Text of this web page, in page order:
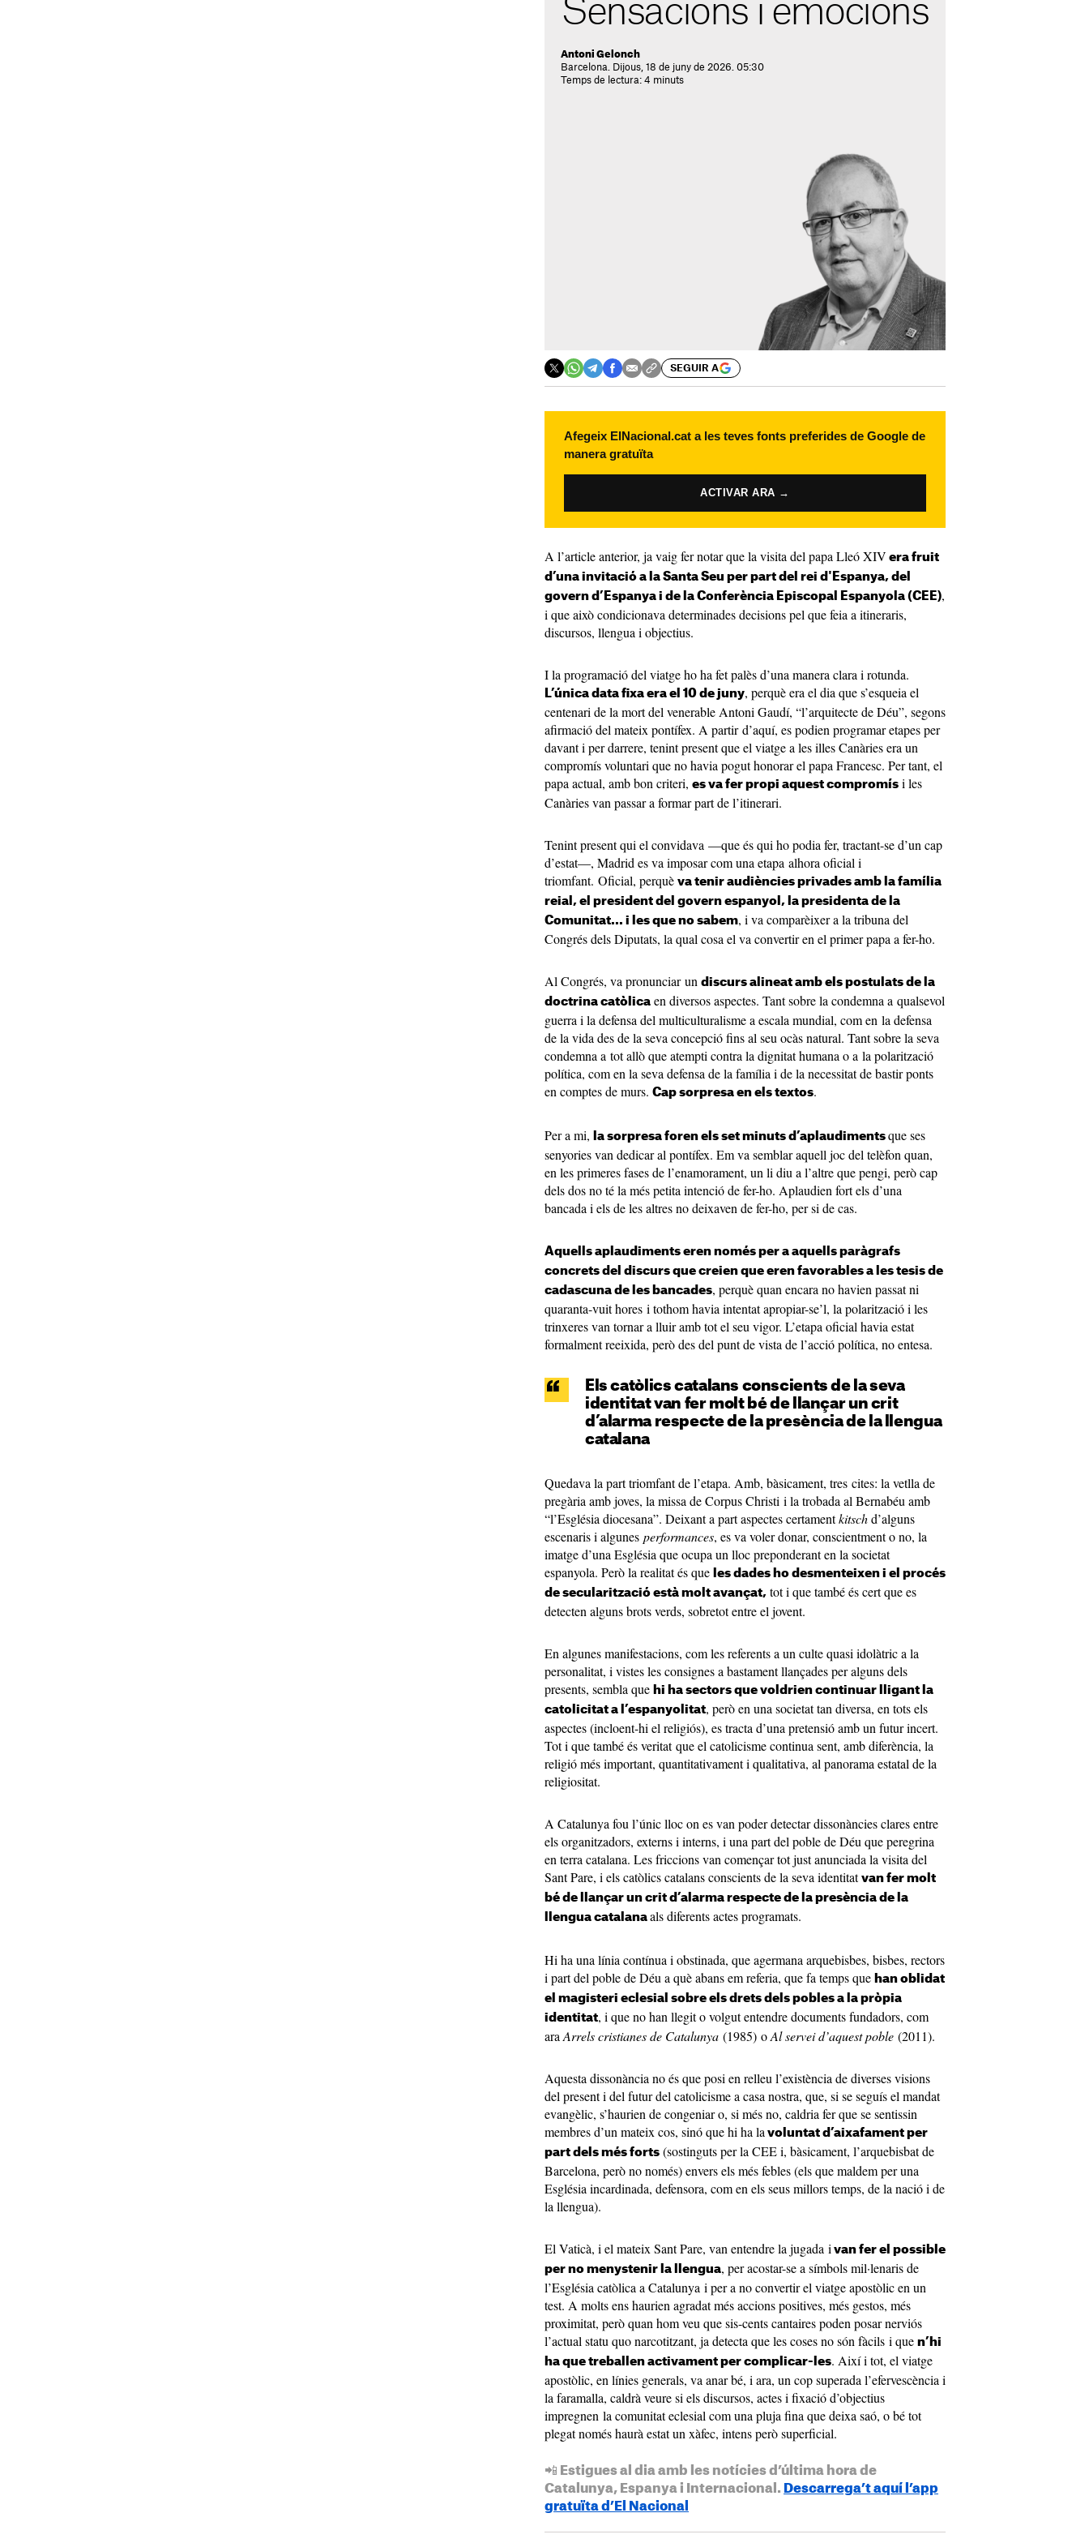
Sensacions i emocions
Antoni Gelonch
Barcelona. Dijous, 18 de juny de 2026. 05:30
Temps de lectura: 4 minuts
SEGUIR A
Afegeix ElNacional.cat a les teves fonts preferides de Google de
manera gratuïta
ACTIVAR ARA →
A l’article anterior, ja vaig fer notar que la visita del papa Lleó XIV era fruit
d’una invitació a la Santa Seu per part del rei d'Espanya, del
govern d’Espanya i de la Conferència Episcopal Espanyola (CEE),
i que això condicionava determinades decisions pel que feia a itineraris,
discursos, llengua i objectius.
I la programació del viatge ho ha fet palès d’una manera clara i rotunda.
L’única data fixa era el 10 de juny, perquè era el dia que s’esqueia el
centenari de la mort del venerable Antoni Gaudí, “l’arquitecte de Déu”, segons
afirmació del mateix pontífex. A partir d’aquí, es podien programar etapes per
davant i per darrere, tenint present que el viatge a les illes Canàries era un
compromís voluntari que no havia pogut honorar el papa Francesc. Per tant, el
papa actual, amb bon criteri, es va fer propi aquest compromís i les
Canàries van passar a formar part de l’itinerari.
Tenint present qui el convidava —que és qui ho podia fer, tractant-se d’un cap
d’estat—, Madrid es va imposar com una etapa alhora oficial i
triomfant. Oficial, perquè va tenir audiències privades amb la família
reial, el president del govern espanyol, la presidenta de la
Comunitat... i les que no sabem, i va comparèixer a la tribuna del
Congrés dels Diputats, la qual cosa el va convertir en el primer papa a fer-ho.
Al Congrés, va pronunciar un discurs alineat amb els postulats de la
doctrina catòlica en diversos aspectes. Tant sobre la condemna a qualsevol
guerra i la defensa del multiculturalisme a escala mundial, com en la defensa
de la vida des de la seva concepció fins al seu ocàs natural. Tant sobre la seva
condemna a tot allò que atempti contra la dignitat humana o a la polarització
política, com en la seva defensa de la família i de la necessitat de bastir ponts
en comptes de murs. Cap sorpresa en els textos.
Per a mi, la sorpresa foren els set minuts d’aplaudiments que ses
senyories van dedicar al pontífex. Em va semblar aquell joc del telèfon quan,
en les primeres fases de l’enamorament, un li diu a l’altre que pengi, però cap
dels dos no té la més petita intenció de fer-ho. Aplaudien fort els d’una
bancada i els de les altres no deixaven de fer-ho, per si de cas.
Aquells aplaudiments eren només per a aquells paràgrafs
concrets del discurs que creien que eren favorables a les tesis de
cadascuna de les bancades, perquè quan encara no havien passat ni
quaranta-vuit hores i tothom havia intentat apropiar-se’l, la polarització i les
trinxeres van tornar a lluir amb tot el seu vigor. L’etapa oficial havia estat
formalment reeixida, però des del punt de vista de l’acció política, no entesa.
Els catòlics catalans conscients de la seva
identitat van fer molt bé de llançar un crit
d’alarma respecte de la presència de la llengua
catalana
Quedava la part triomfant de l’etapa. Amb, bàsicament, tres cites: la vetlla de
pregària amb joves, la missa de Corpus Christi i la trobada al Bernabéu amb
“l’Església diocesana”. Deixant a part aspectes certamentkitschd’alguns
escenaris i algunes performances, es va voler donar, conscientment o no, la
imatge d’una Església que ocupa un lloc preponderant en la societat
espanyola. Però la realitat és que les dades ho desmenteixen i el procés
de secularització està molt avançat, tot i que també és cert que es
detecten alguns brots verds, sobretot entre el jovent.
En algunes manifestacions, com les referents a un culte quasi idolàtric a la
personalitat, i vistes les consignes a bastament llançades per alguns dels
presents, sembla que hi ha sectors que voldrien continuar lligant la
catolicitat a l’espanyolitat, però en una societat tan diversa, en tots els
aspectes (incloent-hi el religiós), es tracta d’una pretensió amb un futur incert.
Tot i que també és veritat que el catolicisme continua sent, amb diferència, la
religió més important, quantitativament i qualitativa, al panorama estatal de la
religiositat.
A Catalunya fou l’únic lloc on es van poder detectar dissonàncies clares entre
els organitzadors, externs i interns, i una part del poble de Déu que peregrina
en terra catalana. Les friccions van començar tot just anunciada la visita del
Sant Pare, i els catòlics catalans conscients de la seva identitat van fer molt
bé de llançar un crit d’alarma respecte de la presència de la
llengua catalana als diferents actes programats.
Hi ha una línia contínua i obstinada, que agermana arquebisbes, bisbes, rectors
i part del poble de Déu a què abans em referia, que fa temps que han oblidat
el magisteri eclesial sobre els drets dels pobles a la pròpia
identitat, i que no han llegit o volgut entendre documents fundadors, com
ara Arrels cristianes de Catalunya (1985) oAl servei d’aquest poble (2011).
Aquesta dissonància no és que posi en relleu l’existència de diverses visions
del present i del futur del catolicisme a casa nostra, que, si se seguís el mandat
evangèlic, s’haurien de congeniar o, si més no, caldria fer que se sentissin
membres d’un mateix cos, sinó que hi ha la voluntat d’aixafament per
part dels més forts (sostinguts per la CEE i, bàsicament, l’arquebisbat de
Barcelona, però no només) envers els més febles (els que maldem per una
Església incardinada, defensora, com en els seus millors temps, de la nació i de
la llengua).
El Vaticà, i el mateix Sant Pare, van entendre la jugada i van fer el possible
per no menystenir la llengua, per acostar-se a símbols mil·lenaris de
l’Església catòlica a Catalunya i per a no convertir el viatge apostòlic en un
test. A molts ens haurien agradat més accions positives, més gestos, més
proximitat, però quan hom veu que sis-cents cantaires poden posar nerviós
l’actual statu quo narcotitzant, ja detecta que les coses no són fàcils i que n’hi
ha que treballen activament per complicar-les. Així i tot, el viatge
apostòlic, en línies generals, va anar bé, i ara, un cop superada l’efervescència i
la faramalla, caldrà veure si els discursos, actes i fixació d’objectius
impregnen la comunitat eclesial com una pluja fina que deixa saó, o bé tot
plegat només haurà estat un xàfec, intens però superficial.
📲 Estigues al dia amb les notícies d’última hora de
Catalunya, Espanya i Internacional. Descarrega’t aquí l’app
gratuïta d’El Nacional